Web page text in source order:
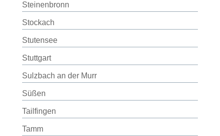
Steinenbronn
Stockach
Stutensee
Stuttgart
Sulzbach an der Murr
Süßen
Tailfingen
Tamm